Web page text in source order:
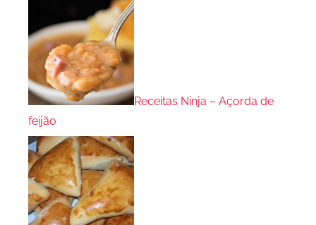
Receitas Ninja – Açorda de
feijão